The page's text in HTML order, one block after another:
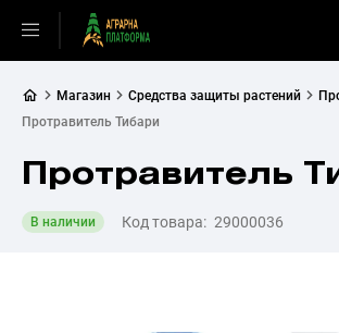
Магазин Средства защиты растений
Протравитель Тибари
Протравитель
В наличии Код товара: 29000036